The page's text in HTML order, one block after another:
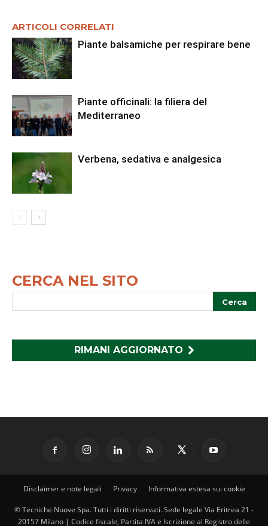
ARTICOLI CORRELATI
Piante balsamiche per respirare bene
Piante officinali: la filiera del
Mediterraneo
Verbena, sedativa e analgesica
CERCA NEL SITO
RIMANI AGGIORNATO
Disclaimer e note legali Privacy Informativa estesa sui cookie
© Tecniche Nuove Spa. Tutti i diritti riservati. Sede legale Via Eritrea 21 -
20157 Milano | Codice fiscale, Partita IVA e Iscrizione al Registro delle